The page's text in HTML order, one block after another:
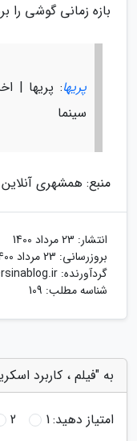
بازه زمانی گوشی را
پریها: پریها |
سینما
منبع: همشهری آنلاین
انتشار: 23 مرداد 1400
بروزرسانی: 23 مرداد 1400
گردآورنده:
شناسه مطلب: 109
به "فیلم ، کاربرد
امتیاز دهید:1
2